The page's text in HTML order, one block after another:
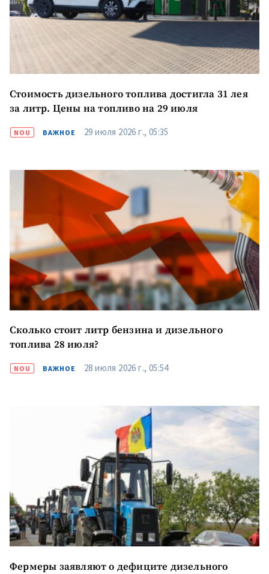
О ZDG
în Română in English
Стоимость дизельного топлива достигла 31 лея
за литр. Цены на топливо на 29 июля
NOU ВАЖНОЕ 29 июля 2026 г., 05:35
Сколько стоит литр бензина и дизельного
топлива 28 июля?
NOU ВАЖНОЕ 28 июля 2026 г., 05:54
Фермеры заявляют о дефиците дизельного